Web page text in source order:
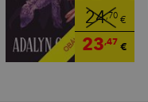
24,70€
23,47 €